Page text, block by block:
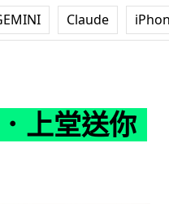
Claude
上堂送你